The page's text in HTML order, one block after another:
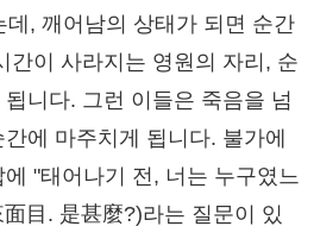
, 깨어남의 상태가 되면 순간
간이 사라지는 영원의 자리, 순
니다. 그런 이들은 죽음을 넘
에 마주치게 됩니다. 불가에
"태어나기 전, 너는 누구였느
目. 是甚麼?)라는 질문이 있